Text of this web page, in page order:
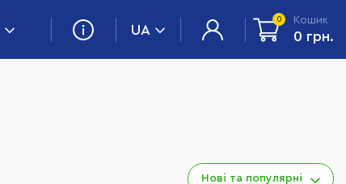
UA
0 Кошик
0 грн.
Нові та популярні